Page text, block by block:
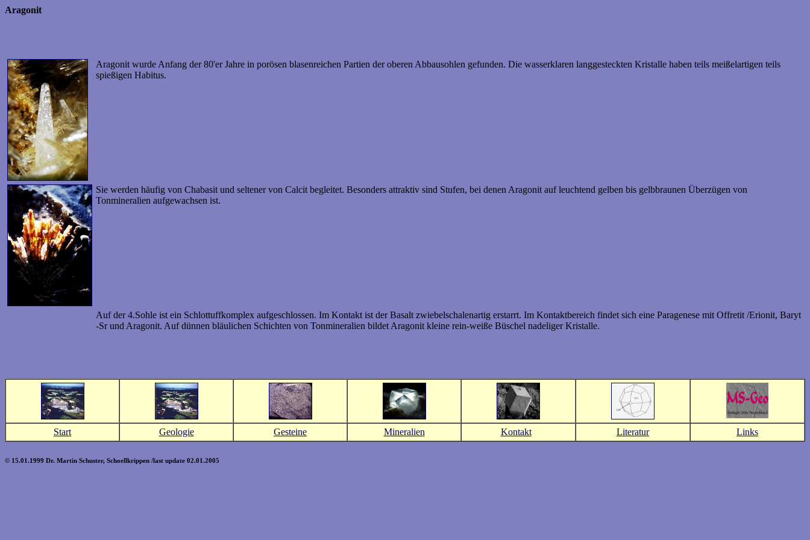
Aragonit
Aragonit wurde Anfang der 80'er Jahre in porösen blasenreichen Partien der oberen Abbausohlen gefunden. Die wasserklaren langgesteckten Kristalle haben teils meißelartigen teils
spießigen Habitus.
Sie werden häufig von Chabasit und seltener von Calcit begleitet. Besonders attraktiv sind Stufen, bei denen Aragonit auf leuchtend gelben bis gelbbraunen Überzügen von
Tonmineralien aufgewachsen ist.
Auf der 4.Sohle ist ein Schlottuffkomplex aufgeschlossen. Im Kontakt ist der Basalt zwiebelschalenartig erstarrt. Im Kontaktbereich findet sich eine Paragenese mit Offretit /Erionit, Baryt
-Sr und Aragonit. Auf dünnen bläulichen Schichten von Tonmineralien bildet Aragonit kleine rein-weiße Büschel nadeliger Kristalle.
Start Geologie Gesteine Mineralien Kontakt Literatur Links
© 15.01.1999 Dr. Martin Schuster, Schoellkrippen /last update 02.01.2005